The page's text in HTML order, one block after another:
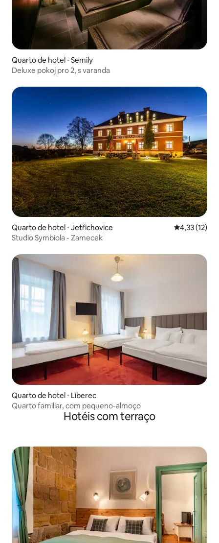
Quarto de hotel ⋅ Semily
Deluxe pokoj pro 2, s varanda
Quarto de hotel ⋅ Jetřichovice 4,33 de uma
4,33 (12)
Studio Symbiola - Zamecek
Quarto de hotel ⋅ Liberec
Quarto familiar, com pequeno-almoço
Hotéis com terraço